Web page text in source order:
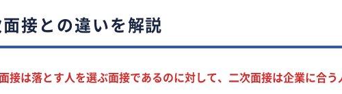
接との違いを解説
接は落とす人を選ぶ面接であるのに対して、二次面接は企業に合う